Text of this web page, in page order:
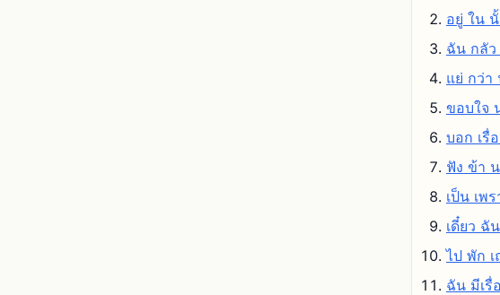
อยู่ ใน
ฉัน กลัว
แย่ กว่า
ขอบใจ
บอก เรื่
ฟัง ข้า
เป็น เพ
เดี๋ยว ฉั
ไป พัก เ
ฉัน มีเรื่